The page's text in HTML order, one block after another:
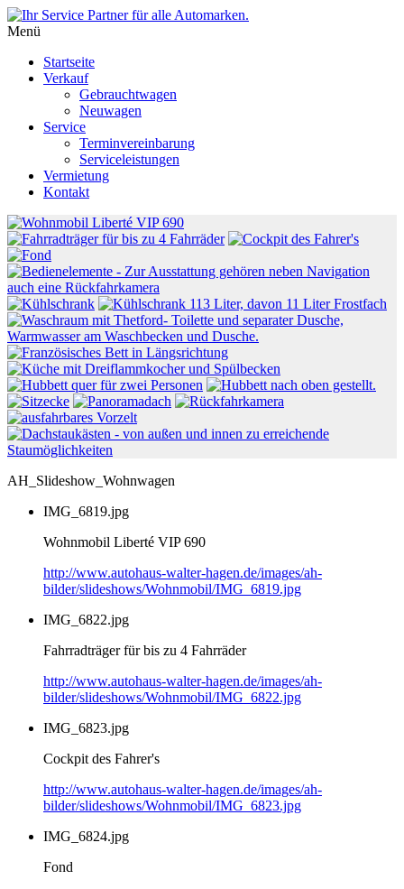
Menü
Startseite
Verkauf
Gebrauchtwagen
Neuwagen
Service
Terminvereinbarung
Serviceleistungen
Vermietung
Kontakt
AH_Slideshow_Wohnwagen
IMG_6819.jpg
Wohnmobil Liberté VIP 690
http://www.autohaus-walter-hagen.de/images/ah-
bilder/slideshows/Wohnmobil/IMG_6819.jpg
IMG_6822.jpg
Fahrradträger für bis zu 4 Fahrräder
http://www.autohaus-walter-hagen.de/images/ah-
bilder/slideshows/Wohnmobil/IMG_6822.jpg
IMG_6823.jpg
Cockpit des Fahrer's
http://www.autohaus-walter-hagen.de/images/ah-
bilder/slideshows/Wohnmobil/IMG_6823.jpg
IMG_6824.jpg
Fond